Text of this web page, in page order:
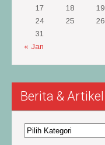
17
18 19
24
25 26
31
« Jan
Berita & Artikel
Berita
&